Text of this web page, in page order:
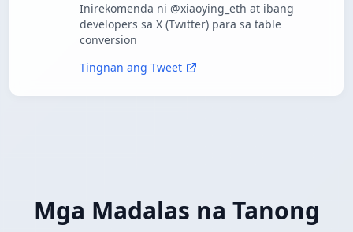
Inirekomenda ni @xiaoying_eth at ibang
developers sa X (Twitter) para sa table
conversion
Tingnan ang Tweet
Mga Madalas na Tanong